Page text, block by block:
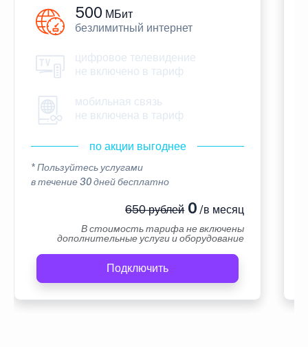
500 МБит
безлимитный интернет
цифровое телевидение
не включено в тариф
мобильная связь
не включена в тариф
по акции выгоднее
* Пользуйтесь услугами
в течение 30 дней бесплатно
650 рублей0 /в месяц
В стоимость тарифа не включены
дополнительные услуги и оборудование
Подключить